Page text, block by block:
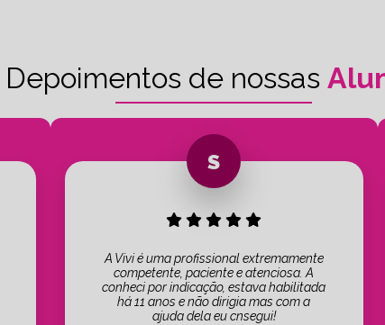
Depoimentos de nossas
A Vivi é uma profissional extremamente
competente, paciente e atenciosa. A
conheci por indicação, estava habilitada
há 11 anos e não dirigia mas com a
ajuda dela eu cnsegui!